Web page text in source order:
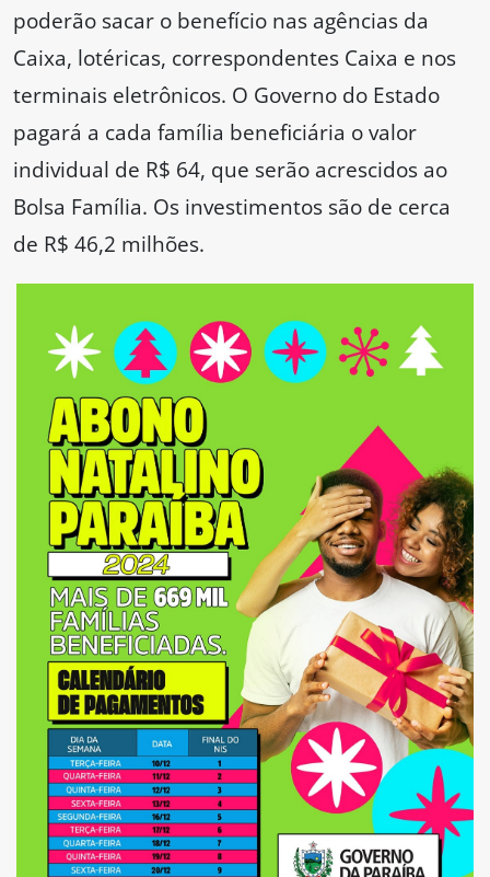
poderão sacar o benefício nas agências da
Caixa, lotéricas, correspondentes Caixa e nos
terminais eletrônicos. O Governo do Estado
pagará a cada família beneficiária o valor
individual de R$ 64, que serão acrescidos ao
Bolsa Família. Os investimentos são de cerca
de R$ 46,2 milhões.